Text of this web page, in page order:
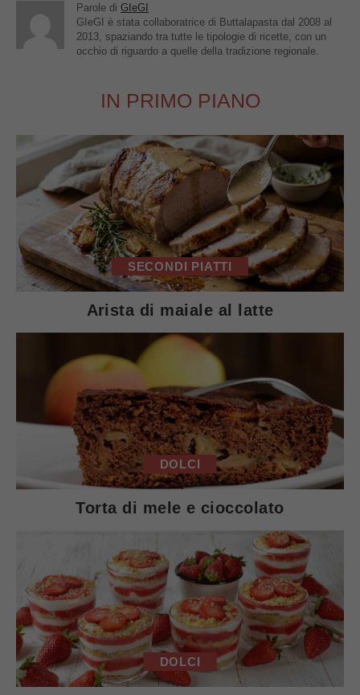
Parole di GIeGI
GIeGI è stata collaboratrice di Buttalapasta dal 2008 al
2013, spaziando tra tutte le tipologie di ricette, con un
occhio di riguardo a quelle della tradizione regionale.
IN PRIMO PIANO
SECONDI PIATTI
Arista di maiale al latte
DOLCI
Torta di mele e cioccolato
DOLCI